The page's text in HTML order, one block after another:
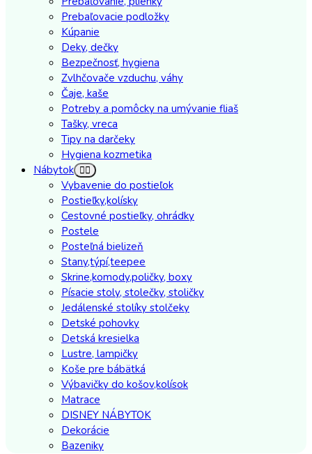
Prebaľovacie podložky
Kúpanie
Deky, dečky
Bezpečnosť, hygiena
Zvlhčovače vzduchu, váhy
Čaje, kaše
Potreby a pomôcky na umývanie fliaš
Tašky, vreca
Tipy na darčeky
Hygiena kozmetika
Nábytok
Vybavenie do postieľok
Postieľky,kolísky
Cestovné postieľky, ohrádky
Postele
Posteľná bielizeň
Stany,týpí,teepee
Skrine,komody,poličky, boxy
Písacie stoly, stolečky, stoličky
Jedálenské stolíky stolčeky
Detské pohovky
Detská kresielka
Lustre, lampičky
Koše pre bábätká
Výbavičky do košov,kolísok
Matrace
DISNEY NÁBYTOK
Dekorácie
Bazeniky